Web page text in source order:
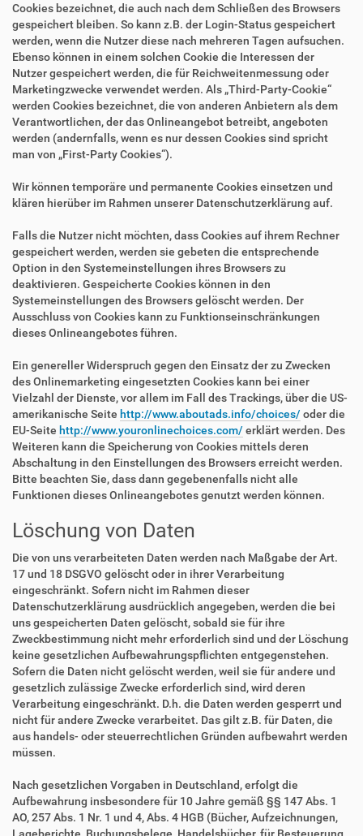
Cookies bezeichnet, die auch nach dem Schließen des Browsers
gespeichert bleiben. So kann z.B. der Login-Status gespeichert
werden, wenn die Nutzer diese nach mehreren Tagen aufsuchen.
Ebenso können in einem solchen Cookie die Interessen der
Nutzer gespeichert werden, die für Reichweitenmessung oder
Marketingzwecke verwendet werden. Als „Third-Party-Cookie“
werden Cookies bezeichnet, die von anderen Anbietern als dem
Verantwortlichen, der das Onlineangebot betreibt, angeboten
werden (andernfalls, wenn es nur dessen Cookies sind spricht
man von „First-Party Cookies“).
Wir können temporäre und permanente Cookies einsetzen und
klären hierüber im Rahmen unserer Datenschutzerklärung auf.
Falls die Nutzer nicht möchten, dass Cookies auf ihrem Rechner
gespeichert werden, werden sie gebeten die entsprechende
Option in den Systemeinstellungen ihres Browsers zu
deaktivieren. Gespeicherte Cookies können in den
Systemeinstellungen des Browsers gelöscht werden. Der
Ausschluss von Cookies kann zu Funktionseinschränkungen
dieses Onlineangebotes führen.
Ein genereller Widerspruch gegen den Einsatz der zu Zwecken
des Onlinemarketing eingesetzten Cookies kann bei einer
Vielzahl der Dienste, vor allem im Fall des Trackings, über die US-
amerikanische Seite http://www.aboutads.info/choices/ oder die
EU-Seite http://www.youronlinechoices.com/ erklärt werden. Des
Weiteren kann die Speicherung von Cookies mittels deren
Abschaltung in den Einstellungen des Browsers erreicht werden.
Bitte beachten Sie, dass dann gegebenenfalls nicht alle
Funktionen dieses Onlineangebotes genutzt werden können.
Löschung von Daten
Die von uns verarbeiteten Daten werden nach Maßgabe der Art.
17 und 18 DSGVO gelöscht oder in ihrer Verarbeitung
eingeschränkt. Sofern nicht im Rahmen dieser
Datenschutzerklärung ausdrücklich angegeben, werden die bei
uns gespeicherten Daten gelöscht, sobald sie für ihre
Zweckbestimmung nicht mehr erforderlich sind und der Löschung
keine gesetzlichen Aufbewahrungspflichten entgegenstehen.
Sofern die Daten nicht gelöscht werden, weil sie für andere und
gesetzlich zulässige Zwecke erforderlich sind, wird deren
Verarbeitung eingeschränkt. D.h. die Daten werden gesperrt und
nicht für andere Zwecke verarbeitet. Das gilt z.B. für Daten, die
aus handels- oder steuerrechtlichen Gründen aufbewahrt werden
müssen.
Nach gesetzlichen Vorgaben in Deutschland, erfolgt die
Aufbewahrung insbesondere für 10 Jahre gemäß §§ 147 Abs. 1
AO, 257 Abs. 1 Nr. 1 und 4, Abs. 4 HGB (Bücher, Aufzeichnungen,